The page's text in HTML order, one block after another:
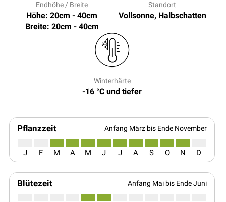
Endhöhe / Breite
Höhe: 20cm - 40cm
Breite: 20cm - 40cm
Standort
Vollsonne, Halbschatten
Winterhärte
-16 °C und tiefer
Pflanzzeit Anfang März bis Ende November
J F M A M J J A S O N D
Blütezeit Anfang Mai bis Ende Juni